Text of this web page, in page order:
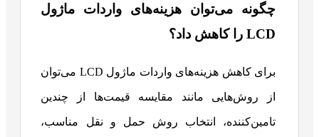
چگونه می‌توان هزینه‌های واردات ماژول
LCD را کاهش داد؟
برای کاهش هزینه‌های واردات ماژول LCD می‌توان
از روش‌هایی مانند مقایسه قیمت‌ها از چندین
تامین‌کننده، انتخاب روش حمل و نقل مناسب،